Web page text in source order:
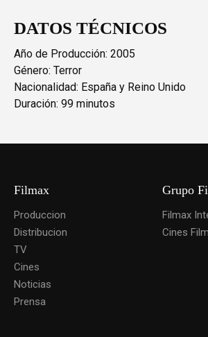
DATOS TÉCNICOS
Año de Producción: 2005
Género: Terror
Nacionalidad: España y Reino Unido
Duración: 99 minutos
Filmax
Produccion
Distribucion
TV
Cines
Noticias
Prensa
Grupo
Filmax
Cines